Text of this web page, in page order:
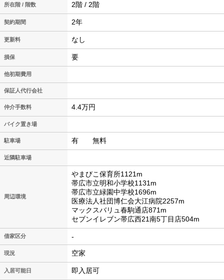
所在階 / 階数 2階 / 2階
契約期間 2年
更新料 なし
損保 要
他初期費用
保証人代行会社
仲介手数料 4.4万円
バイク置き場
駐車場 有 無料
近隣駐車場
周辺環境
やまびこ保育所1121m
帯広市立明和小学校1131m
帯広市立緑園中学校1696m
医療法人社団博仁会大江病院2257m
マックスバリュ春駒通店871m
セブンイレブン帯広西21南5丁目店504m
借家区分 -
現況 空家
入居可能日 即入居可